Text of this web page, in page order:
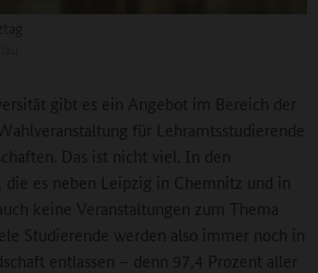
gibt es ein Angebot im Bereich der
für Lehramtsstudierende
Das ist nicht viel. In den
die es neben Leipzig in Chemnitz und in
keine Veranstaltungen zum Thema
Studierende werden also immer noch in
entlassen – denn 97,4 Prozent aller